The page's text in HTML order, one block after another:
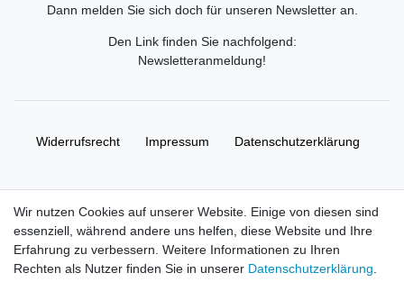
Dann melden Sie sich doch für unseren Newsletter an.
Den Link finden Sie nachfolgend:
Newsletteranmeldung!
Widerrufs­recht Impressum Daten­schutz­erklärung
© Copyright 2026 | Alle Rechte vorbehalten. HL-
Handelsgesellschaft mbH.
Wir nutzen Cookies auf unserer Website. Einige von diesen sind
essenziell, während andere uns helfen, diese Website und Ihre
Erfahrung zu verbessern. Weitere Informationen zu Ihren
Rechten als Nutzer finden Sie in unserer Daten­schutz­erklärung